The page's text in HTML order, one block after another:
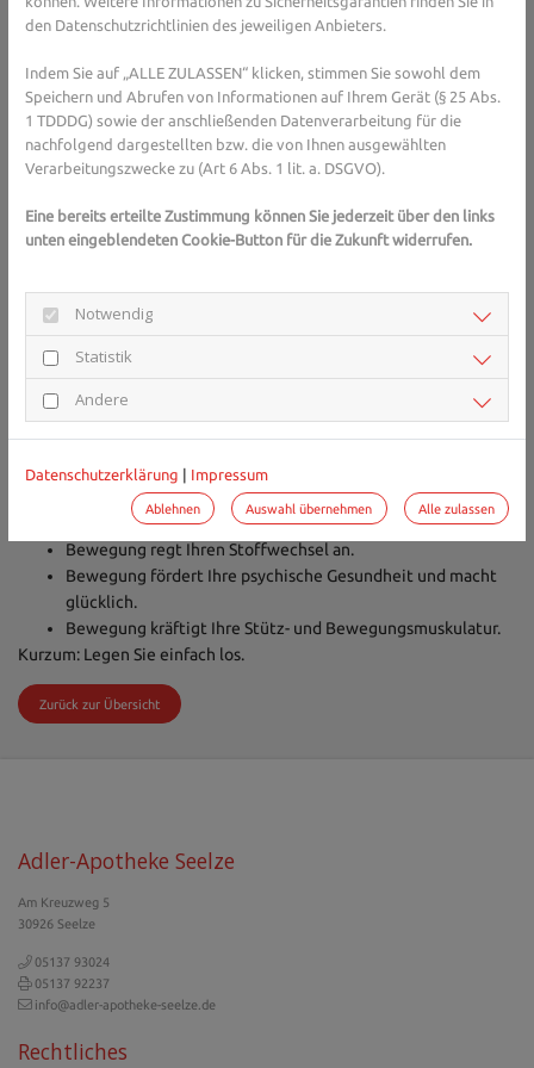
Zurück zur Übersicht
Aber wie lässt sich die eigene Trägheit effektiv aushebeln? Was
hierbei hilft, sind die kleinen Schritte. Etwa ein konkreter Plan wie
„Am Mittwoch gehe ich nach der Arbeit schwimmen“. Der Vorteil
davon: Wir überlisten so unser limbisches System im Gehirn.
Dieses ist verantwortlich für unsere Emotionen. Rationale
Vorhaben wie „mehr Sport treiben“ haben hier keine Chance. Mit
positiven Erfahrungen lässt sich der innere Schweinehund
„mittwochs Schwimmen“ eine neue Routine, die Sie nicht mehr
missen wollen. Auch technische Hilfsmittel wie Schrittzähler,
Öfter mal aktiv sein
Nutzen Sie selbst minimale Bewegungen im Alltag, um Ihre
Aktivität insgesamt zu erhöhen. Gründe für mehr Bewegung gibt
Bewegung kurbelt Ihr Herz-Kreislauf-System an und stärkt
Ihr Immunsystem.
Bewegung regt Ihren Stoffwechsel an.
Bewegung fördert Ihre psychische Gesundheit und macht
glücklich.
Bewegung kräftigt Ihre Stütz- und Bewegungsmuskulatur.
Kurzum: Legen Sie einfach los.
Adler-Apotheke Seelze
Am Kreuzweg 5
30926 Seelze
05137 93024
05137 92237
info@adler-apotheke-seelze.de
Rechtliches
den Datenschutzrichtlinien des jeweiligen Anbieters.
Indem Sie auf „ALLE ZULASSEN“ klicken, stimmen Sie sowohl dem
Speichern und Abrufen von Informationen auf Ihrem Gerät (§ 25 Abs.
1 TDDDG) sowie der anschließenden Datenverarbeitung für die
nachfolgend dargestellten bzw. die von Ihnen ausgewählten
Verarbeitungszwecke zu (Art 6 Abs. 1 lit. a. DSGVO).
Eine bereits erteilte Zustimmung können Sie jederzeit über den links
unten eingeblendeten Cookie-Button für die Zukunft widerrufen.
Notwendig
Statistik
Andere
Datenschutzerklärung Impressum
Ablehnen Auswahl übernehmen Alle zulassen